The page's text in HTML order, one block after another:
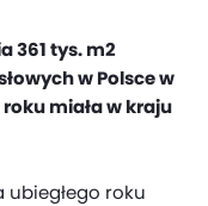
361 tys. m2
w Polsce w
roku miała w kraju
ubiegłego roku